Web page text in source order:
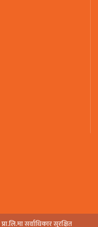
प्रा.लि.मा सर्वाधिकार सुरक्षित